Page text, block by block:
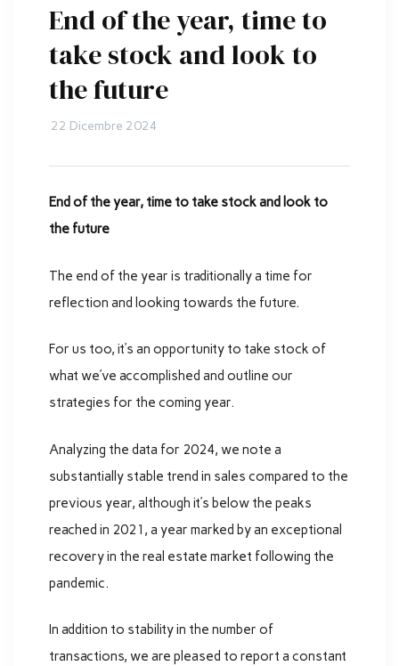
End of the year, time to
take stock and look to
the future
22 Dicembre 2024
End of the year, time to take stock and look to
the future
The end of the year is traditionally a time for
reflection and looking towards the future.
For us too, it’s an opportunity to take stock of
what we’ve accomplished and outline our
strategies for the coming year.
Analyzing the data for 2024, we note a
substantially stable trend in sales compared to the
previous year, although it’s below the peaks
reached in 2021, a year marked by an exceptional
recovery in the real estate market following the
pandemic.
In addition to stability in the number of
transactions, we are pleased to report a constant